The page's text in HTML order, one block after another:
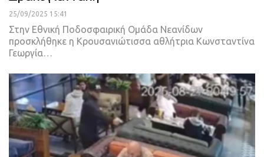
25/09/2025 15:41
Στην Εθνική Ποδοσφαιρική Ομάδα Νεανίδων
προσκλήθηκε η Κρουσανιώτισσα αθλήτρια Κωνσταντίνα
Γεωργία…